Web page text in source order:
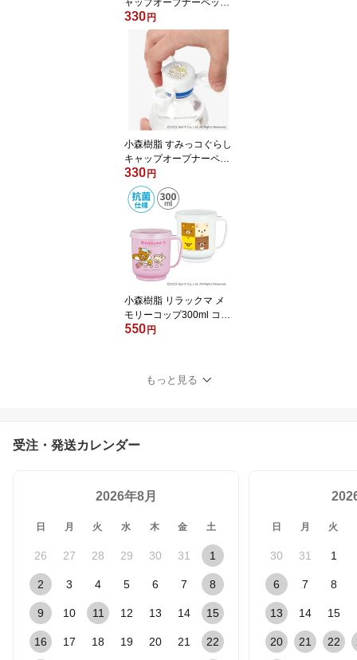
ャップオープナーペット
ボトル パウチ容器 ゼリ
ー飲料 フタ 軽いチカラ
で開けられる 簡単に開け
られる 便利グッズ サポ
ート ユニバーサル リラ
ックマ コリラックマ キ
イロイトリ Rilakkuma レ
ディース キッズ 女性 子
供 病院 入院 介護 日本製
330 円
小森樹脂 すみっコぐらし
キャップオープナーペッ
トボトル パウチ容器 ゼ
リー飲料 フタ 軽いチカ
ラで開けられる 簡単に開
けられる 便利グッズ サ
ポート ユニバーサル レ
ディース キッズ 女性 子
供 病院 入院 介護 日本製
330 円
小森樹脂 リラックマ メ
モリーコップ300ml コッ
プ プラコップ マグカッ
ッズ ユニバーサル スト
ロー リラックマ コリラ
院 入院 介護 日本製
550 円
もっと見る
受注・発送カレンダー
2026年8月
日 月 火 水 木 金 土
26 27 28 29 30 31 1
2 3 4 5 6 7 8
9 10 11 12 13 14 15
16 17 18 19 20 21 22
日 月 火
30 31 1
6 7 8
13 14 15
20 21 22